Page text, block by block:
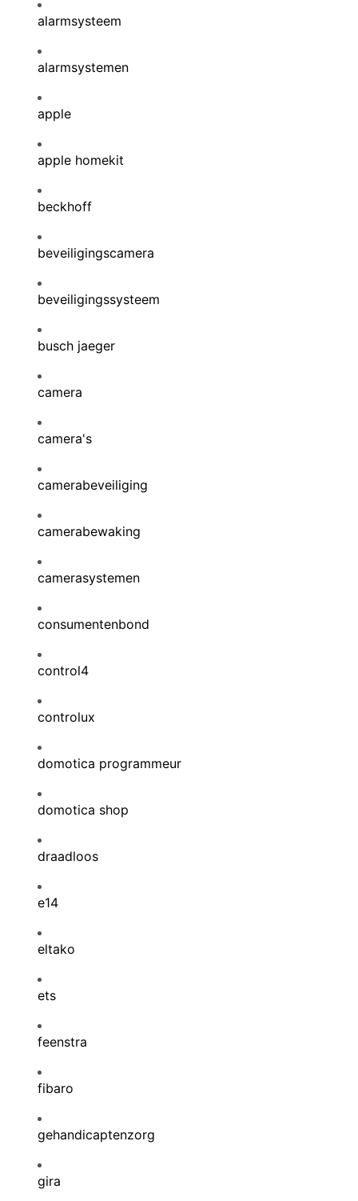
alarmsysteem
alarmsystemen
apple
apple homekit
beckhoff
beveiligingscamera
beveiligingssysteem
busch jaeger
camera
camera's
camerabeveiliging
camerabewaking
camerasystemen
consumentenbond
control4
controlux
domotica programmeur
domotica shop
draadloos
e14
eltako
ets
feenstra
fibaro
gehandicaptenzorg
gira